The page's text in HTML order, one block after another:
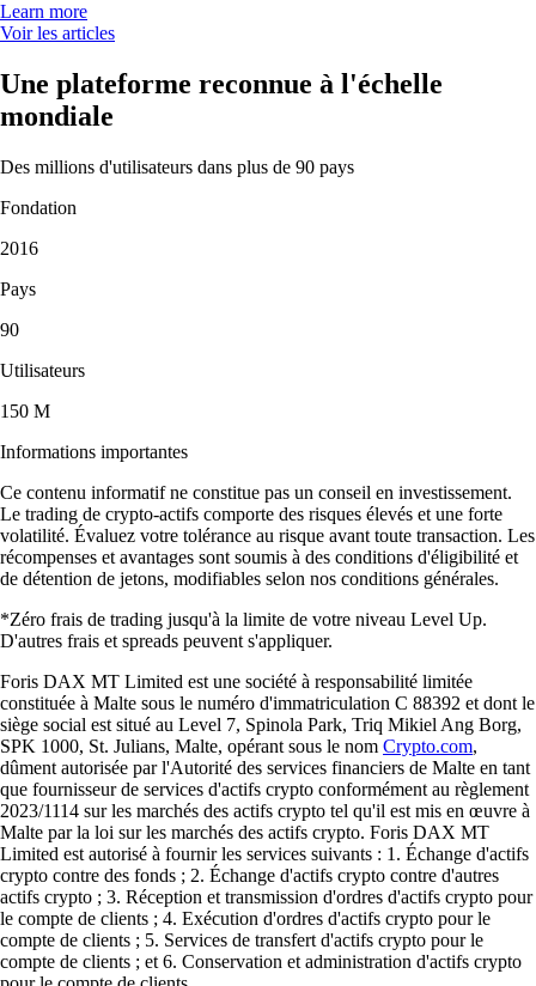
Learn more
Voir les articles
Une plateforme reconnue à l'échelle
mondiale
Des millions d'utilisateurs dans plus de 90 pays
Fondation
2016
Pays
90
Utilisateurs
150 M
Informations importantes
Ce contenu informatif ne constitue pas un conseil en investissement.
Le trading de crypto-actifs comporte des risques élevés et une forte
volatilité. Évaluez votre tolérance au risque avant toute transaction. Les
récompenses et avantages sont soumis à des conditions d'éligibilité et
de détention de jetons, modifiables selon nos conditions générales.
*Zéro frais de trading jusqu'à la limite de votre niveau Level Up.
D'autres frais et spreads peuvent s'appliquer.
Foris DAX MT Limited est une société à responsabilité limitée
constituée à Malte sous le numéro d'immatriculation C 88392 et dont le
siège social est situé au Level 7, Spinola Park, Triq Mikiel Ang Borg,
SPK 1000, St. Julians, Malte, opérant sous le nom Crypto.com,
dûment autorisée par l'Autorité des services financiers de Malte en tant
que fournisseur de services d'actifs crypto conformément au règlement
2023/1114 sur les marchés des actifs crypto tel qu'il est mis en œuvre à
Malte par la loi sur les marchés des actifs crypto. Foris DAX MT
Limited est autorisé à fournir les services suivants : 1. Échange d'actifs
crypto contre des fonds ; 2. Échange d'actifs crypto contre d'autres
actifs crypto ; 3. Réception et transmission d'ordres d'actifs crypto pour
le compte de clients ; 4. Exécution d'ordres d'actifs crypto pour le
compte de clients ; 5. Services de transfert d'actifs crypto pour le
compte de clients ; et 6. Conservation et administration d'actifs crypto